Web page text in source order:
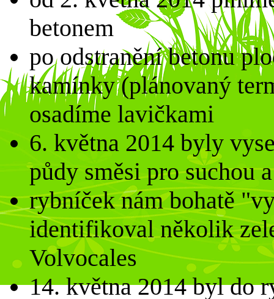
betonem
po odstranění betonu
kamínky (plánovaný
osadíme lavičkami
6. května 2014 byly
půdy směsi pro suchou
rybníček nám bohatě
identifikoval několik
Volvocales
14. května 2014 byl do